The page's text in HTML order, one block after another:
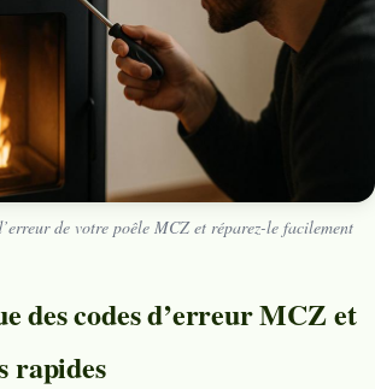
de votre poêle MCZ et réparez-le facilement
des codes d’erreur MCZ et
rapides